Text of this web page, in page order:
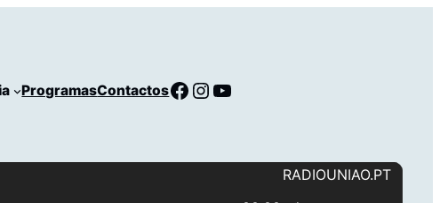
ProgramasContactosFacebook InstagramYouTube